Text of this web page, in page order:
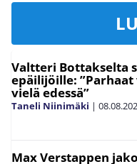
Valtteri Bottakselta
epäilijöille:
vielä edessä”
Taneli Niinimäki |
Max Verstappen